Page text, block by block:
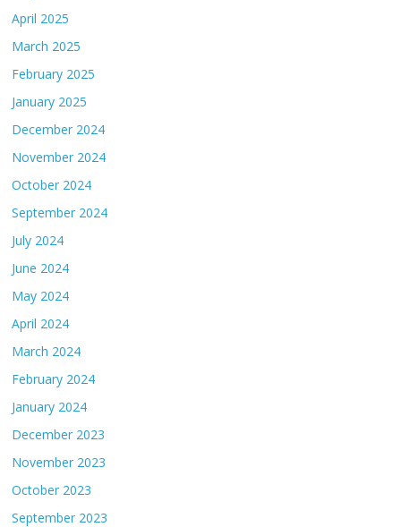
April 2025
March 2025
February 2025
January 2025
December 2024
November 2024
October 2024
September 2024
July 2024
June 2024
May 2024
April 2024
March 2024
February 2024
January 2024
December 2023
November 2023
October 2023
September 2023